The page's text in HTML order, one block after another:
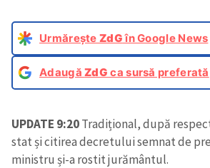
Urmărește ZdGîn Google News
AdaugăZdG ca sursă preferată
UPDATE 9:20Tradițional, după
stat și citirea decretului semnat de
ministru și-a rostit jurământul.